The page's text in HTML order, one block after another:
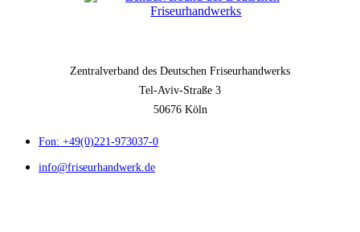
Zentralverband des Deutschen Friseurhandwerks
Tel-Aviv-Straße 3
50676 Köln
Fon: +49(0)221-973037-0
info@friseurhandwerk.de